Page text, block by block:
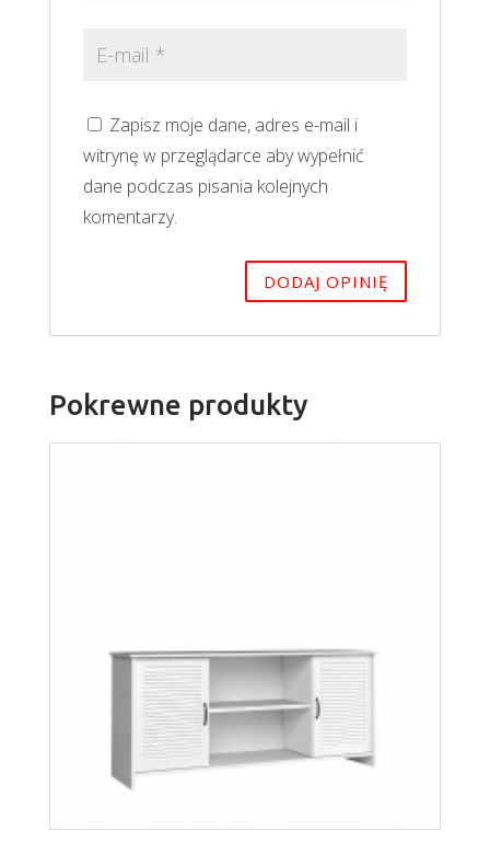
Zapisz moje dane, adres e-mail i
witrynę w przeglądarce aby wypełnić
dane podczas pisania kolejnych
komentarzy.
Pokrewne produkty